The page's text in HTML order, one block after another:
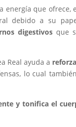
energía que ofrece,
debido a su
digestivosque
Real ayuda a
lo cual
y tonifica el